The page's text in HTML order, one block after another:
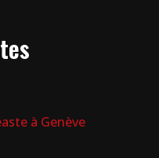
à Genève